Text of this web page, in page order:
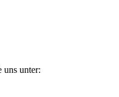
uns unter: